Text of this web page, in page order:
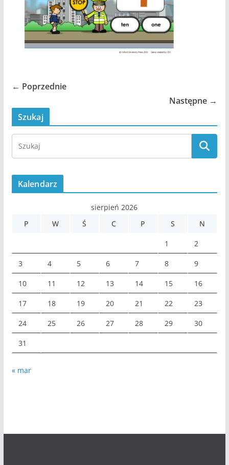
← Poprzednie
Następne →
Szukaj
Kalendarz
sierpień 2026
P
W Ś C P S N
1 2
3 4 5 6 7 8 9
10 11 12 13 14 15 16
17 18 19 20 21 22 23
24 25 26 27 28 29 30
31
« mar